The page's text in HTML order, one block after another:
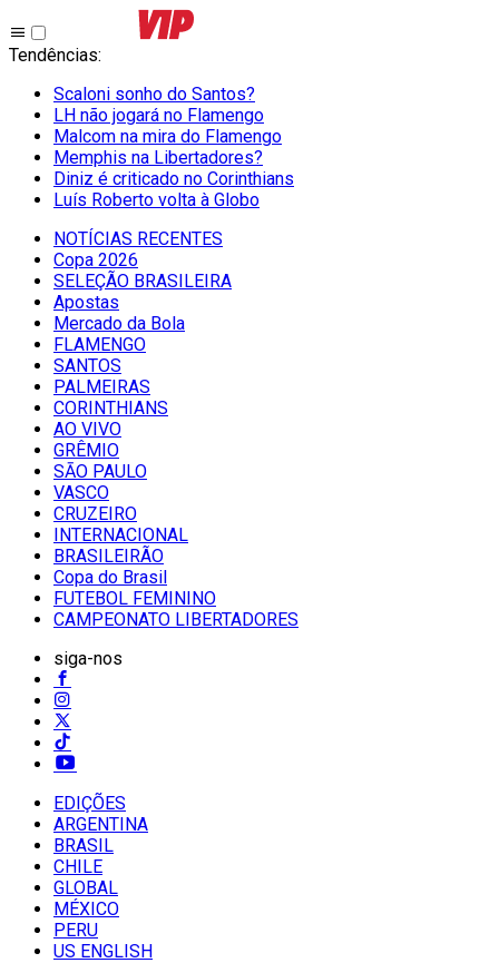
Tendências:
Scaloni sonho do Santos?
LH não jogará no Flamengo
Malcom na mira do Flamengo
Memphis na Libertadores?
Diniz é criticado no Corinthians
Luís Roberto volta à Globo
NOTÍCIAS RECENTES
Copa 2026
SELEÇÃO BRASILEIRA
Apostas
Mercado da Bola
FLAMENGO
SANTOS
PALMEIRAS
CORINTHIANS
AO VIVO
GRÊMIO
SĀO PAULO
VASCO
CRUZEIRO
INTERNACIONAL
BRASILEIRÃO
Copa do Brasil
FUTEBOL FEMININO
CAMPEONATO LIBERTADORES
siga-nos
EDIÇÕES
ARGENTINA
BRASIL
CHILE
GLOBAL
MÉXICO
PERU
US ENGLISH